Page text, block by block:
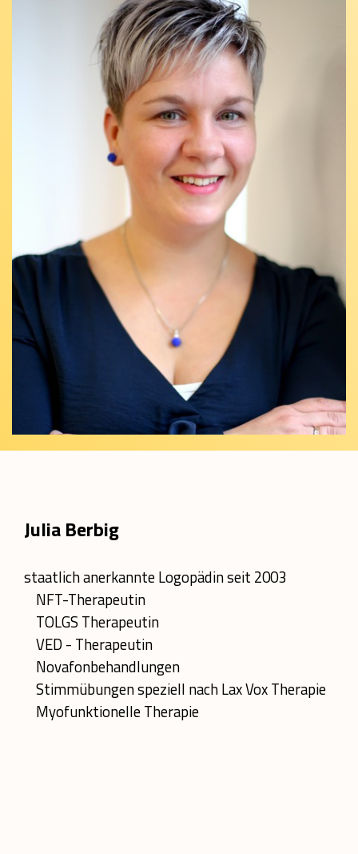
Julia Berbig
staatlich anerkannte Logopädin seit 2003
NFT-Therapeutin
TOLGS Therapeutin
VED - Therapeutin
Novafonbehandlungen
Stimmübungen speziell nach Lax Vox Therapie
Myofunktionelle Therapie